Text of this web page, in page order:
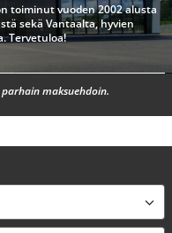
toiminut vuoden 2002 alusta
sekä Vantaalta, hyvien
Tervetuloa!
maksuehdoin.